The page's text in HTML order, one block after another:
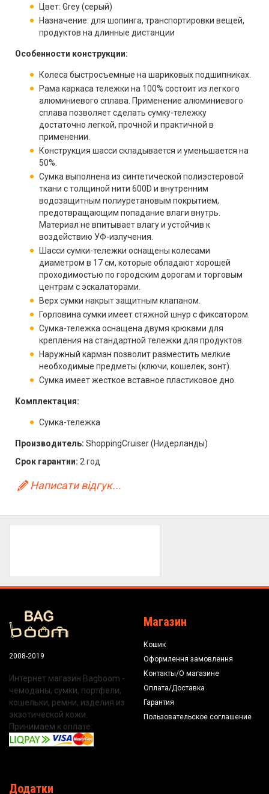
Цвет: Grey (серый)
Назначение: для шопинга, транспортировки вещей,
продуктов на длинные дистанции
Особенности конструкции:
Колеса быстросъемные на шариковых подшипниках.
Рама каркаса тележки на 100% состоит из легкого
алюминиевого сплава. Применение алюминиевого
сплава позволяет сделать сумку-тележку
достаточно легкой, прочной и практичной в
применении.
Конструкция шасси складывается и уменьшается на
50%.
Сумка выполнена из синтетической полиэстеровой
ткани с толщиной нити 600D и внутренним
водозащитным полиуретановым покрытием,
предотвращающим попадание влаги внутрь.
Материал не впитывает влагу и устойчив к
воздействию УФ-излучения.
Шасси сумки-тележки оснащены колесами
диаметром в 17 см, которые обладают хорошей
проходимостью по городским дорогам и торговым
центрам с эскалаторами.
Верх сумки накрыт защитным клапаном.
Горловина сумки имеет стяжной шнур с фиксатором.
Сумка-тележка оснащена двумя крюками для
крепления на стандартной тележки для продуктов.
Наружный карман позволит разместить мелкие
необходимые предметы (ключи, кошелек, зонт).
Cумка имеет жесткое вставное пластиковое дно.
Комплектация:
Сумка-тележка
Производитель: ShoppingCruiser (Нидерланды)
Срок гарантии: 2 год
Написати відгук...
2008-2019
Интернет магазин Bagboom -
чемоданы, сумки, портфели,
кошельки, ремни, изделия из
экзотической кожи.
Принимаем к оплате:
Магазин
Кошик
Оформлення замовлення
Контакты/О магазине
Оплата/Доставка
Гарантия
Пользовательское соглашение
Додатки